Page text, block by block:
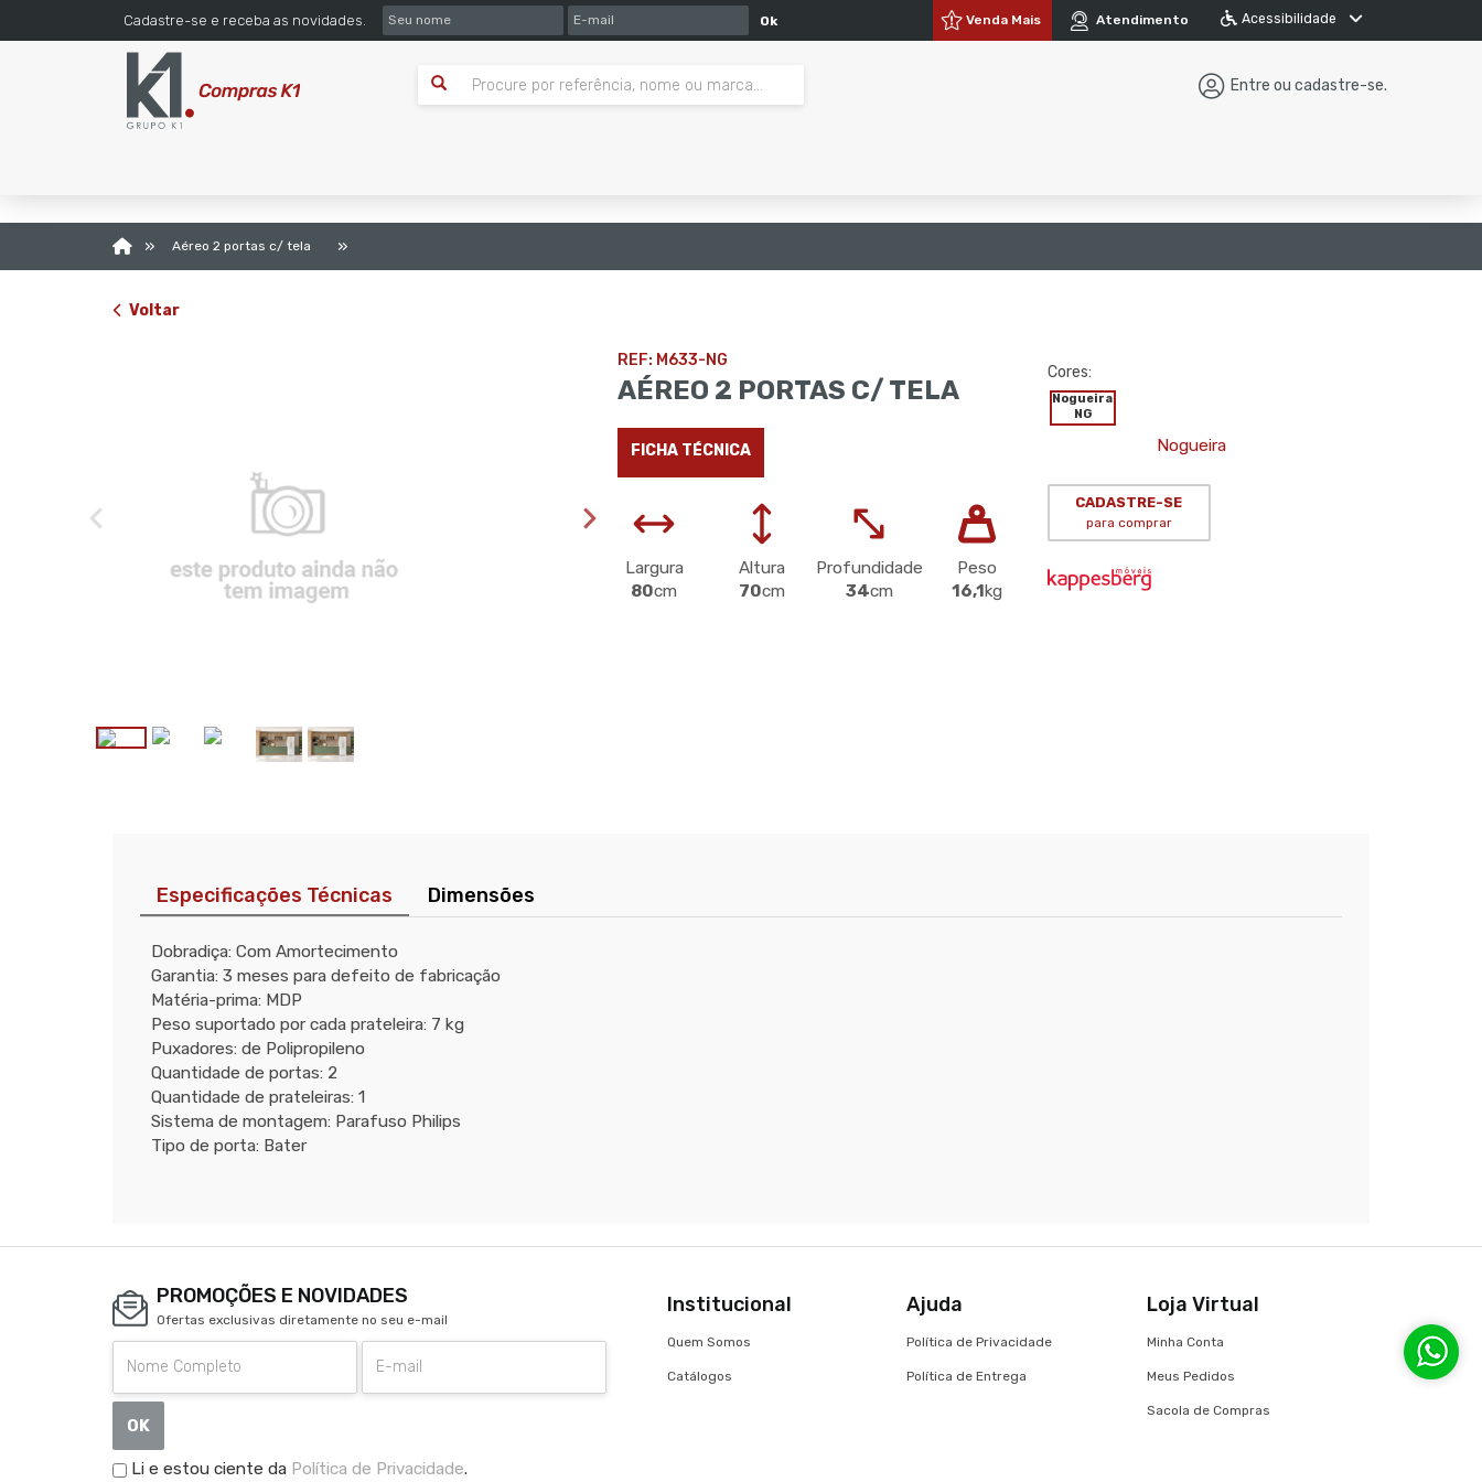
Cadastre-se e receba as novidades. SEU NOME E-MAIL Ok Venda Mais Atendimento Acessibilidade
Entre ou cadastre-se.
» Aéreo 2 portas c/ tela »
Voltar
REF: M633-NG
AÉREO 2 PORTAS C/ TELA
FICHA TÉCNICA
Largura
80cm
Altura
70cm
Profundidade
34cm
Peso
16,1kg
Cores:
Nogueira
NG
Nogueira
CADASTRE-SE
para comprar
Especificações Técnicas Dimensões
Dobradiça: Com Amortecimento
Garantia: 3 meses para defeito de fabricação
Matéria-prima: MDP
Peso suportado por cada prateleira: 7 kg
Puxadores: de Polipropileno
Quantidade de portas: 2
Quantidade de prateleiras: 1
Sistema de montagem: Parafuso Philips
Tipo de porta: Bater
PROMOÇÕES E NOVIDADES
Ofertas exclusivas diretamente no seu e-mail
OK
Li e estou ciente da Política de Privacidade.
Institucional
Quem Somos
Catálogos
Ajuda
Política de Privacidade
Política de Entrega
Loja Virtual
Minha Conta
Meus Pedidos
Sacola de Compras